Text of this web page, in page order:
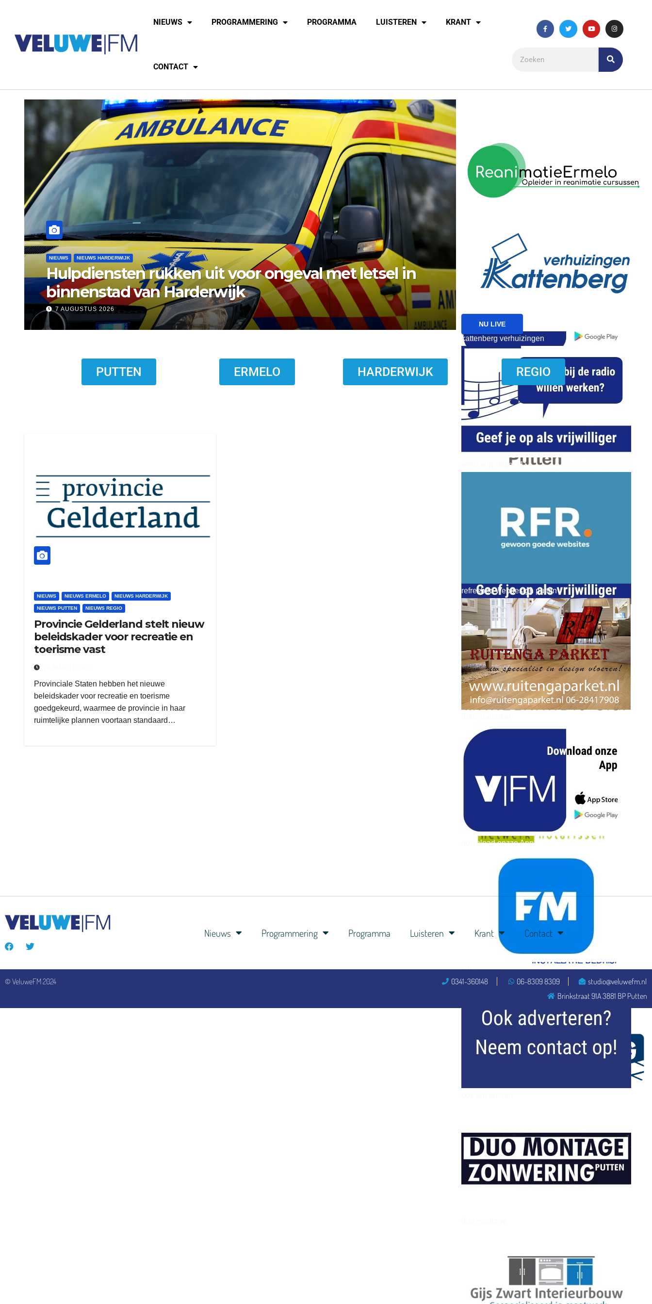
NIEUWS PROGRAMMERING PROGRAMMA LUISTEREN KRANT
CONTACT
NIEUWS NIEUWS ERMELO
Gemeente Ermelo wijst bezwaar vishandel af:
standplaats op Markt stopt eind 2026
7 AUGUSTUS 2026
NIEUWS NIEUWS ERMELO
Brand gemeld bij
Ermelo
reanimatie ermelo
word vrijwilliger (1)
zielman
delangekortland
henkvandeberg
kattenberg verhuizingen
word vrijwilliger (1)
refreshed webdesign putten
download onzze App
flitsmeister
NU LIVE
PUTTEN ERMELO HARDERWIJK REGIO
NIEUWS NIEUWS ERMELO NIEUWS HARDERWIJK
NIEUWS PUTTEN NIEUWS REGIO
Provincie Gelderland stelt nieuw
beleidskader voor recreatie en
toerisme vast
Provinciale Staten hebben het nieuwe
beleidskader voor recreatie en toerisme
goedgekeurd, waarmee de provincie in haar
ruimtelijke plannen voortaan standaard…
Nieuws Programmering Programma Luisteren Krant Contact
© VeluweFM 2024 0341-360148 06-8309 8309
studio@veluwefm.nl
Brinkstraat 91A 3881 BP Putten